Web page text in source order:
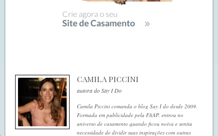
CAMILA PICCINI
autora do Say I Do
Camila Piccini comanda o blog Say I do desde 2009.
Formada em publicidade pela FAAP, entrou no
universo de casamento quando ficou noiva e sentiu
necessidade de dividir suas inspirações com outras